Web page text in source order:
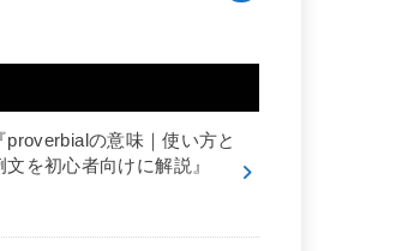
proverbialの意味｜使い方と
文を初心者向けに解説』